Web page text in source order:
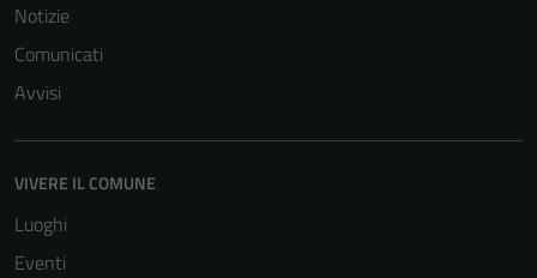
Notizie
Comunicati
Avvisi
VIVERE IL COMUNE
Luoghi
Eventi
Tecnici